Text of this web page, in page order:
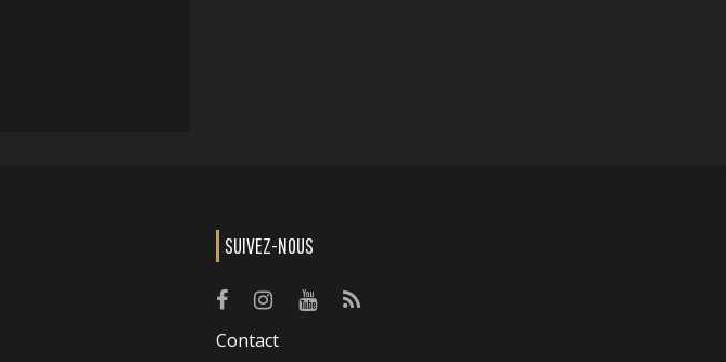
SUIVEZ-NOUS
Contact